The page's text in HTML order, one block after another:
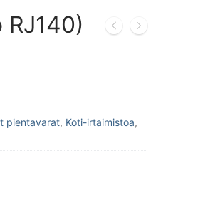
pientavarat, Koti-irtaimistoa,